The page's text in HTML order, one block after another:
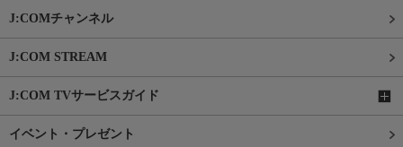
J:COMチャンネル
J:COM STREAM
J:COM TVサービスガイド
イベント・プレゼント